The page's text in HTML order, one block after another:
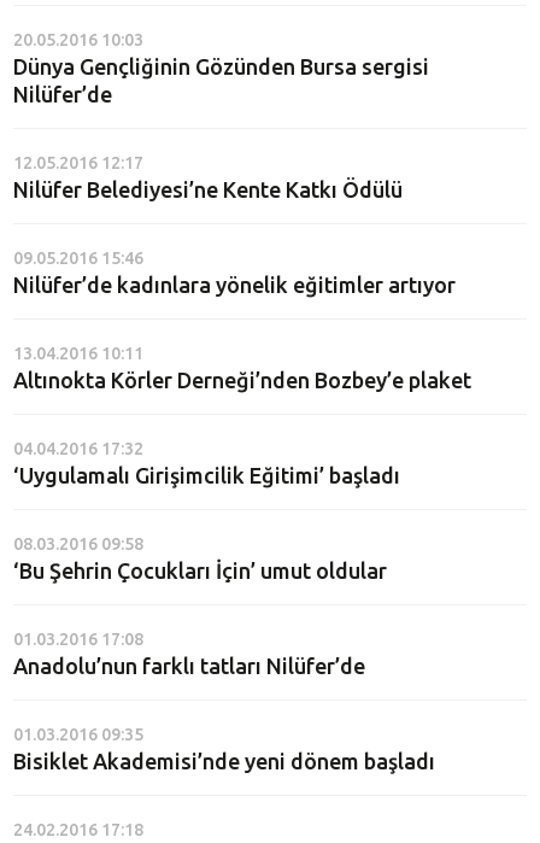
20.05.2016 10:03
Dünya Gençliğinin Gözünden Bursa sergisi
Nilüfer’de
12.05.2016 12:17
Nilüfer Belediyesi’ne Kente Katkı Ödülü
09.05.2016 15:46
Nilüfer’de kadınlara yönelik eğitimler artıyor
13.04.2016 10:11
Altınokta Körler Derneği’nden Bozbey’e plaket
04.04.2016 17:32
‘Uygulamalı Girişimcilik Eğitimi’ başladı
08.03.2016 09:58
‘Bu Şehrin Çocukları İçin’ umut oldular
01.03.2016 17:08
Anadolu’nun farklı tatları Nilüfer’de
01.03.2016 09:35
Bisiklet Akademisi’nde yeni dönem başladı
24.02.2016 17:18